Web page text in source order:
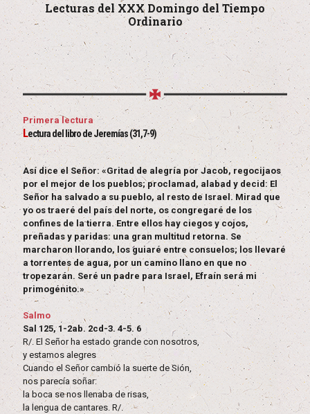
Lecturas del XXX Domingo del Tiempo
Ordinario
Primera lectura
Lectura del libro de Jeremías (31,7-9)
Así dice el Señor: «Gritad de alegría por Jacob, regocijaos
por el mejor de los pueblos; proclamad, alabad y decid: El
Señor ha salvado a su pueblo, al resto de Israel. Mirad que
yo os traeré del país del norte, os congregaré de los
confines de la tierra. Entre ellos hay ciegos y cojos,
preñadas y paridas: una gran multitud retorna. Se
marcharon llorando, los guiaré entre consuelos; los llevaré
a torrentes de agua, por un camino llano en que no
tropezarán. Seré un padre para Israel, Efraín será mi
primogénito.»
Salmo
Sal 125, 1-2ab. 2cd-3. 4-5. 6
R/. El Señor ha estado grande con nosotros,
y estamos alegres
Cuando el Señor cambió la suerte de Sión,
nos parecía soñar:
la boca se nos llenaba de risas,
la lengua de cantares. R/.